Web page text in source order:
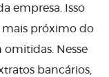
empresa. Isso
mais próximo do
omitidas. Nesse
bancários,